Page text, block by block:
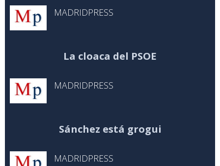
MADRIDPRESS
La cloaca del PSOE
MADRIDPRESS
Sánchez está grogui
MADRIDPRESS